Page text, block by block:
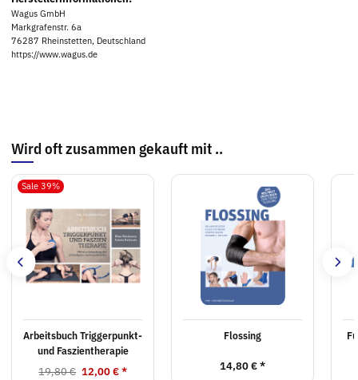
Wagus GmbH
Markgrafenstr. 6a
76287 Rheinstetten, Deutschland
https://www.wagus.de
Wird oft zusammen gekauft mit ..
Sale 39%
Arbeitsbuch Triggerpunkt-
und Faszientherapie
19,80 € 12,00 €*
Flossing
14,80 €*